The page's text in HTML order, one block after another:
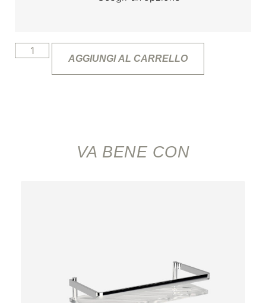
AGGIUNGI AL CARRELLO
VA BENE CON